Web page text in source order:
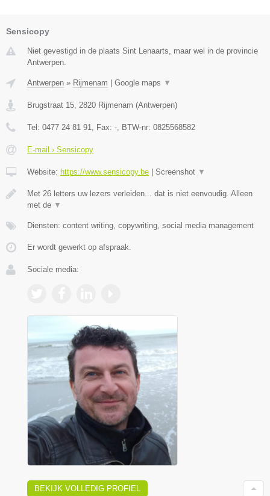
Sensicopy
Niet gevestigd in de plaats Sint Lenaarts, maar wel in de provincie
Antwerpen.
Antwerpen » Rijmenam | Google maps ▼
Brugstraat 15 2820 Rijmenam (Antwerpen)
Tel: 0477 24 81 91 , Fax: - , BTW-nr: 0825568582
E-mail › Sensicopy
Website: https://www.sensicopy.be | Screenshot ▼
Met 26 letters uw lezers verleiden... dat is niet eenvoudig. Alleen
met de ▼
Diensten: content writing, copywriting, social media management
Er wordt gewerkt op afspraak.
Sociale media:
BEKIJK VOLLEDIG PROFIEL